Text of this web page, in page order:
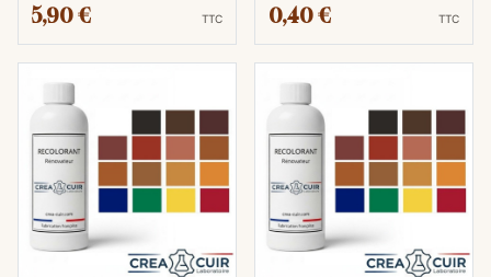
5,90 € TTC 0,40 € TTC